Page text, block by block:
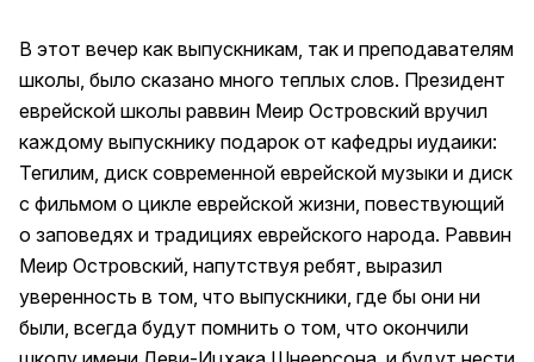
В этот вечер как выпускникам, так и преподавателям
школы, было сказано много теплых слов. Президент
еврейской школы раввин Меир Островский вручил
каждому выпускнику подарок от кафедры иудаики:
Тегилим, диск современной еврейской музыки и диск
с фильмом о цикле еврейской жизни, повествующий
о заповедях и традициях еврейского народа. Раввин
Меир Островский, напутствуя ребят, выразил
уверенность в том, что выпускники, где бы они ни
были, всегда будут помнить о том, что окончили